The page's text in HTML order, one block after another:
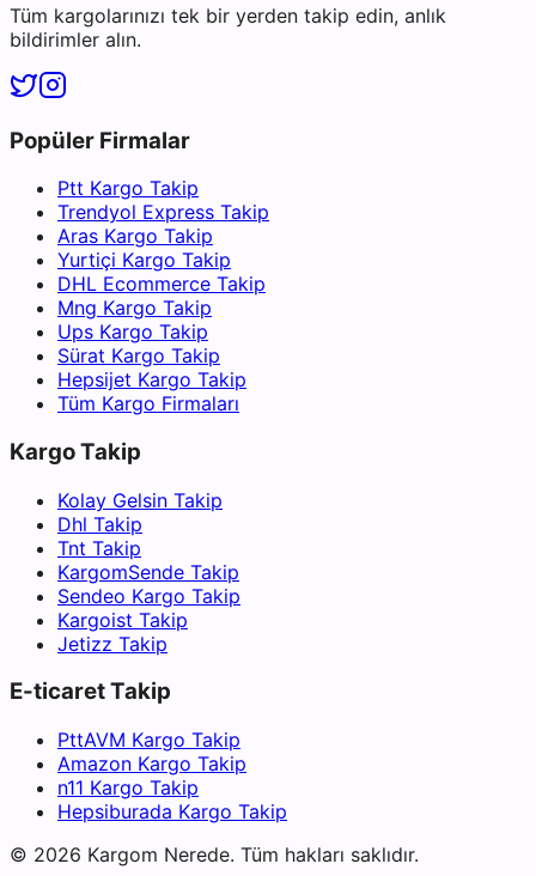
Tüm kargolarınızı tek bir yerden takip edin, anlık
bildirimler alın.
Popüler Firmalar
Ptt Kargo Takip
Trendyol Express Takip
Aras Kargo Takip
Yurtiçi Kargo Takip
DHL Ecommerce Takip
Mng Kargo Takip
Ups Kargo Takip
Sürat Kargo Takip
Hepsijet Kargo Takip
Tüm Kargo Firmaları
Kargo Takip
Kolay Gelsin Takip
Dhl Takip
Tnt Takip
KargomSende Takip
Sendeo Kargo Takip
Kargoist Takip
Jetizz Takip
E-ticaret Takip
PttAVM Kargo Takip
Amazon Kargo Takip
n11 Kargo Takip
Hepsiburada Kargo Takip
© 2026 Kargom Nerede. Tüm hakları saklıdır.